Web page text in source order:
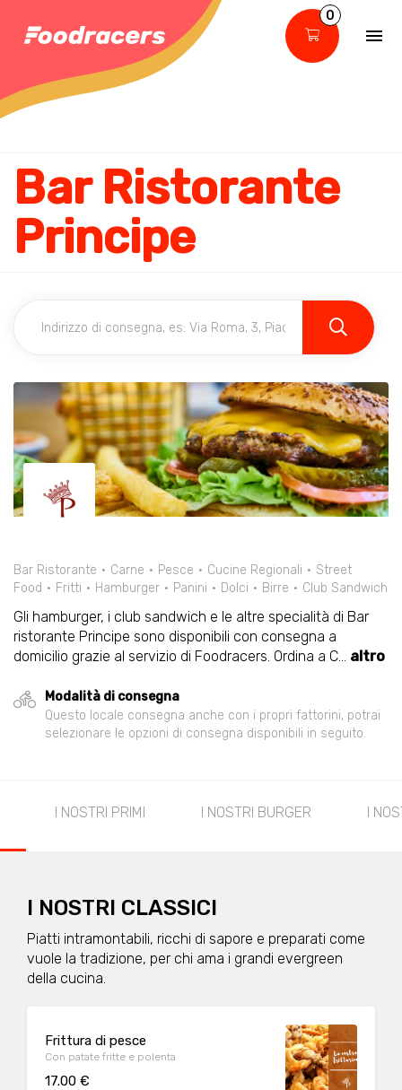
0
Bar Ristorante
Principe
Bar Ristorante Carne Pesce Cucine Regionali
Street
Food
Fritti Hamburger Panini Dolci Birre Club Sandwich
Gli hamburger, i club sandwich e le altre specialità di Bar
ristorante Principe sono disponibili con consegna a
domicilio grazie al servizio di Foodracers. Ordina a C... altro
Modalità di consegna
Questo locale consegna anche con i propri fattorini, potrai
selezionare le opzioni di consegna disponibili in seguito.
I NOSTRI PRIMI I NOSTRI BURGER I
I NOSTRI CLASSICI
Piatti intramontabili, ricchi di sapore e preparati come
vuole la tradizione, per chi ama i grandi evergreen
della cucina.
Frittura di pesce
Con patate fritte e polenta
17.00 €